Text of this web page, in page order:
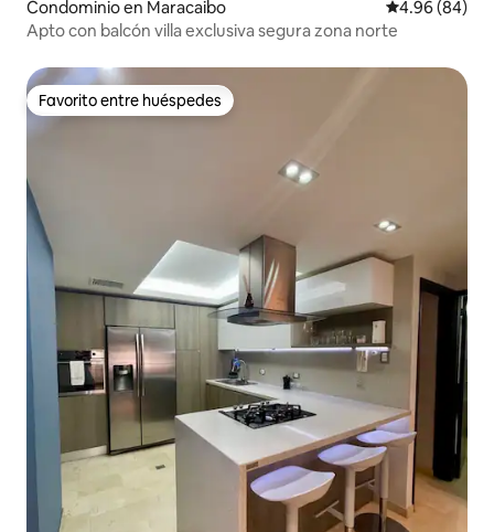
Condominio en Maracaibo Calificación
4.96 (84)
Apto con balcón villa exclusiva segura zona norte
Favorito entre huéspedes
Favorito entre huéspedes